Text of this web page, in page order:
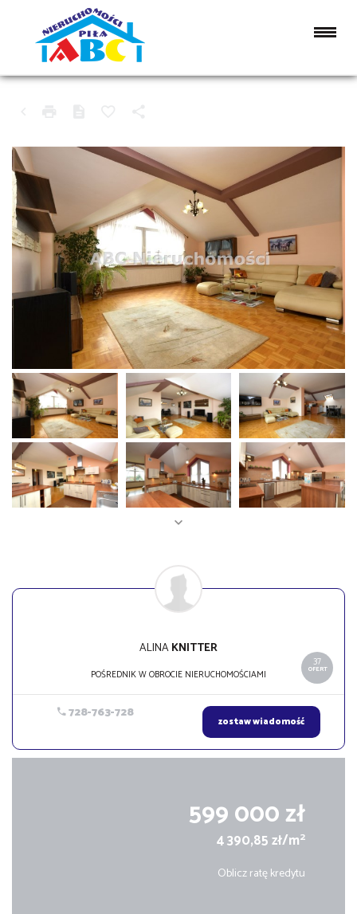
PIŁA, KOSZYCE
MIESZKANIE NA SPRZEDAŻ
37
OFERT
ALINAKNITTER
POŚREDNIK W OBROCIE NIERUCHOMOŚCIAMI
728-763-728 zostaw wiadomość
599 000 zł
4 390,85 zł/m2
Oblicz ratę kredytu